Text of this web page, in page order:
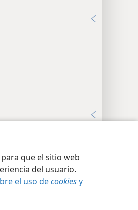
que el sitio web
del usuario.
el uso decookiesy